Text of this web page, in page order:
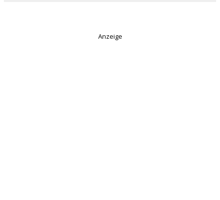
Anzeige